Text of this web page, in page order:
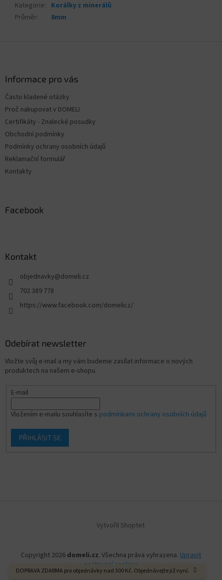
DOPRAVA ZDARMA pro objednávky nad 300 Kč. Objednávejte již nyní.
Kategorie: Korálky z minerálů
Průměr: 8mm
Informace pro vás
Často kladené otázky
Proč nakupovat v DOMELI
Certifikáty - Znalecké posudky
Obchodní podmínky
Podmínky ochrany osobních údajů
Reklamační formulář
Kontakty
Facebook
Kontakt
objednavky@domeli.cz
702 389 778
https://www.facebook.com/domelicz/
Odebírat newsletter
Vložte svůj e-mail a my vám budeme zasílat informace o nových
produktech na našem e-shopu.
E-mail
Vložením e-mailu souhlasíte s podmínkami ochrany osobních údajů
PŘIHLÁSIT SE
Vytvořil Shoptet
Copyright 2026 domeli.cz. Všechna práva vyhrazena. Upravit
nastavení cookies